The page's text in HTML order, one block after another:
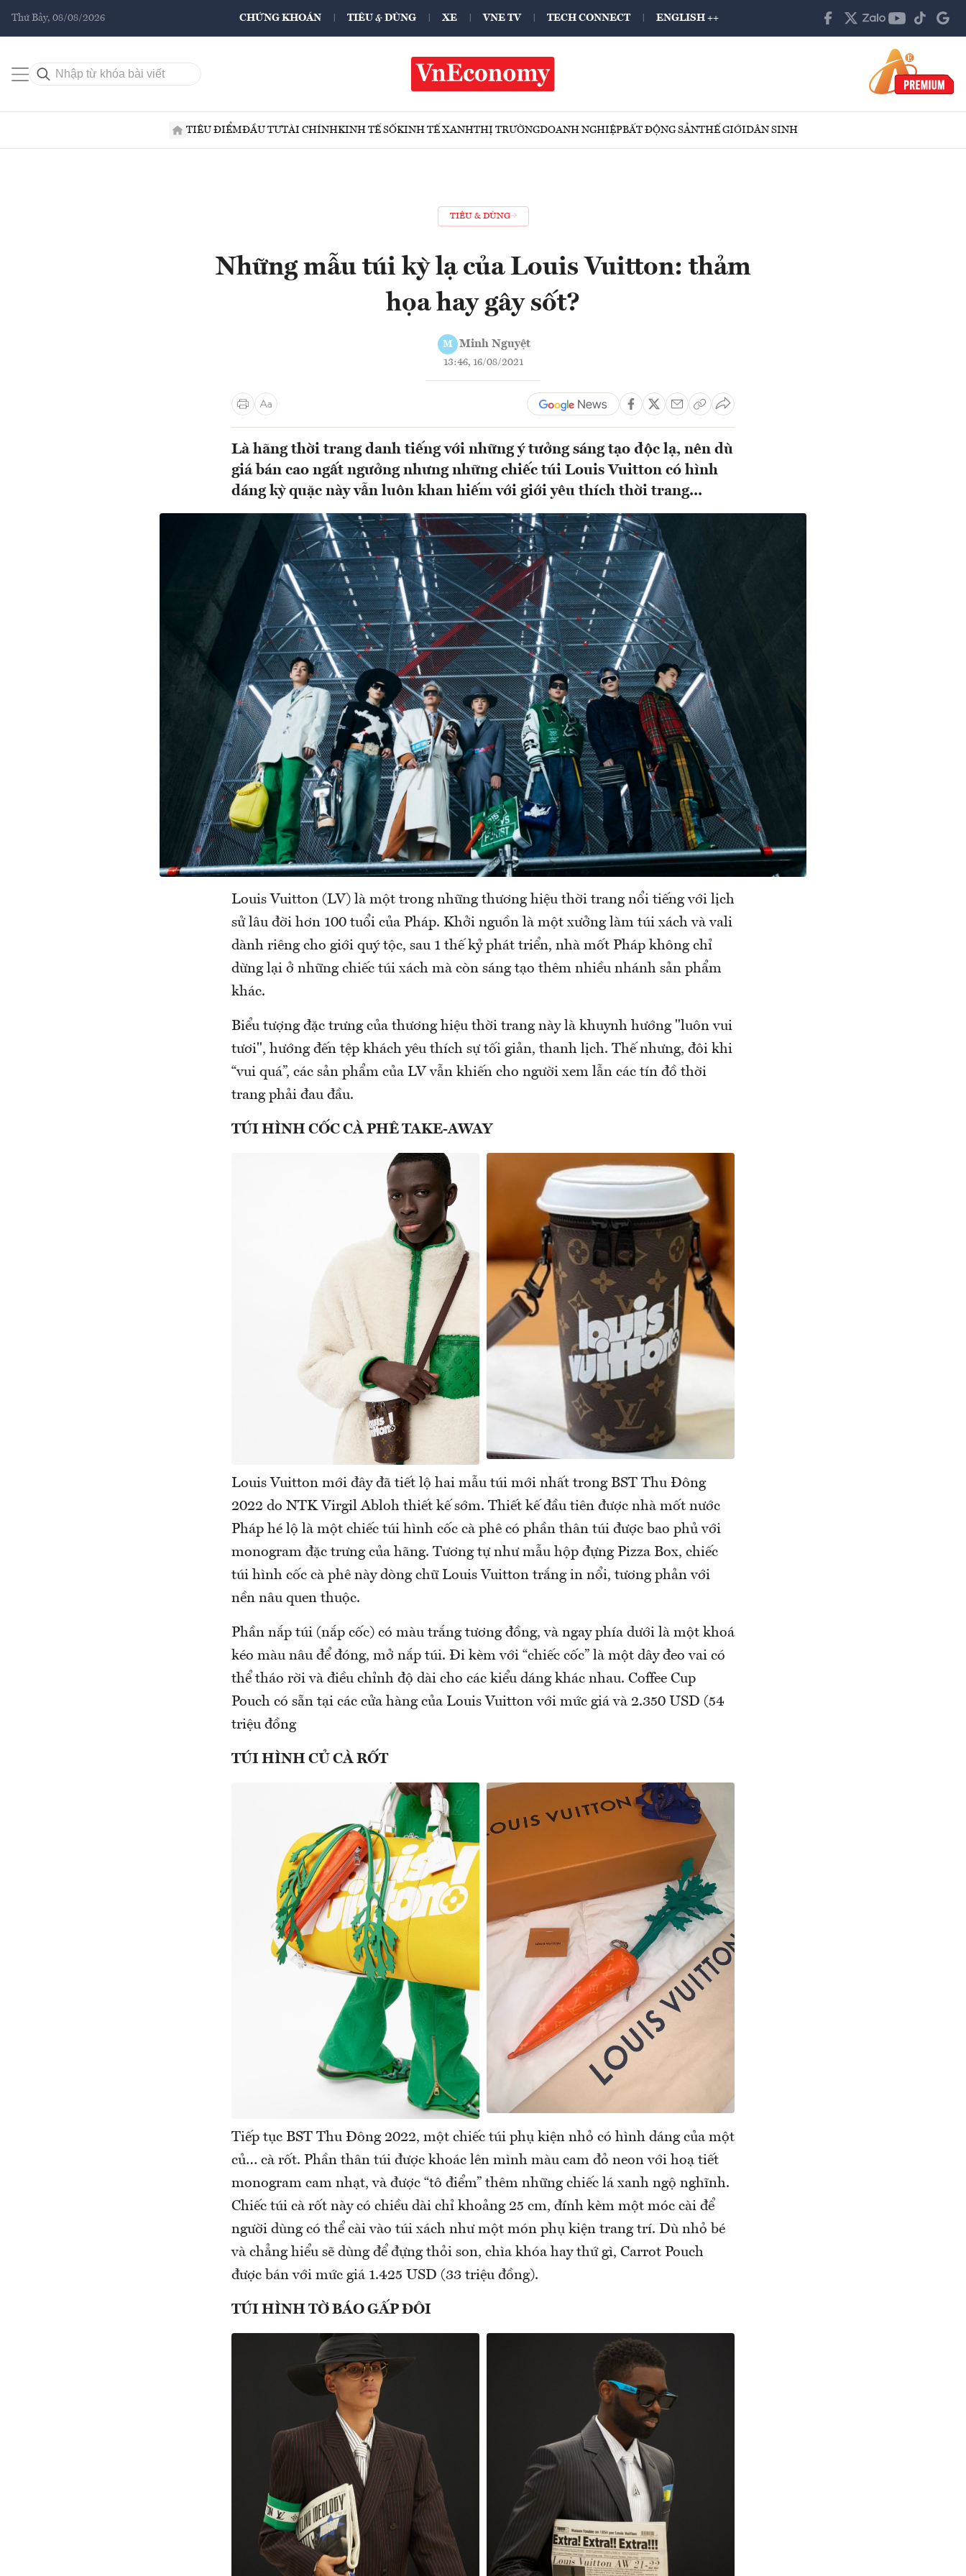
Thứ Bảy, 08/08/2026 CHỨNG KHOÁN TIÊU & DÙNG XE VNE TV TECH CONNECT ENGLISH ++
TIÊU ĐIỂMĐẦU TƯTÀI CHÍNHKINH TẾ SỐKINH TẾ XANHTHỊ TRƯỜNGDOANH NGHIỆPBẤT ĐỘNG SẢNTHẾ GIỚIDÂN SINH
TIÊU & DÙNG
Những mẫu túi kỳ lạ của Louis Vuitton: thảm
họa hay gây sốt?
M Minh Nguyệt
13:46, 16/08/2021
Là hãng thời trang danh tiếng với những ý tưởng sáng tạo độc lạ, nên dù
giá bán cao ngất ngưởng nhưng những chiếc túi Louis Vuitton có hình
dáng kỳ quặc này vẫn luôn khan hiếm với giới yêu thích thời trang...
Louis Vuitton (LV) là một trong những thương hiệu thời trang nổi tiếng với lịch
sử lâu đời hơn 100 tuổi của Pháp. Khởi nguồn là một xưởng làm túi xách và vali
dành riêng cho giới quý tộc, sau 1 thế kỷ phát triển, nhà mốt Pháp không chỉ
dừng lại ở những chiếc túi xách mà còn sáng tạo thêm nhiều nhánh sản phẩm
khác.
Biểu tượng đặc trưng của thương hiệu thời trang này là khuynh hướng "luôn vui
tươi", hướng đến tệp khách yêu thích sự tối giản, thanh lịch. Thế nhưng, đôi khi
“vui quá”, các sản phẩm của LV vẫn khiến cho người xem lẫn các tín đồ thời
trang phải đau đầu.
TÚI HÌNH CỐC CÀ PHÊ TAKE-AWAY
Louis Vuitton mới đây đã tiết lộ hai mẫu túi mới nhất trong BST Thu Đông
2022 do NTK Virgil Abloh thiết kế sớm. Thiết kế đầu tiên được nhà mốt nước
Pháp hé lộ là một chiếc túi hình cốc cà phê có phần thân túi được bao phủ với
monogram đặc trưng của hãng. Tương tự như mẫu hộp đựng Pizza Box, chiếc
túi hình cốc cà phê này dòng chữ Louis Vuitton trắng in nổi, tương phản với
nền nâu quen thuộc.
Phần nắp túi (nắp cốc) có màu trắng tương đồng, và ngay phía dưới là một khoá
kéo màu nâu để đóng, mở nắp túi. Đi kèm với “chiếc cốc” là một dây đeo vai có
thể tháo rời và điều chỉnh độ dài cho các kiểu dáng khác nhau. Coffee Cup
Pouch có sẵn tại các cửa hàng của Louis Vuitton với mức giá và 2.350 USD (54
triệu đồng
TÚI HÌNH CỦ CÀ RỐT
Tiếp tục BST Thu Đông 2022, một chiếc túi phụ kiện nhỏ có hình dáng của một
củ… cà rốt. Phần thân túi được khoác lên mình màu cam đỏ neon với hoạ tiết
monogram cam nhạt, và được “tô điểm” thêm những chiếc lá xanh ngộ nghĩnh.
Chiếc túi cà rốt này có chiều dài chỉ khoảng 25 cm, đính kèm một móc cài để
người dùng có thể cài vào túi xách như một món phụ kiện trang trí. Dù nhỏ bé
và chẳng hiểu sẽ dùng để đựng thỏi son, chìa khóa hay thứ gì, Carrot Pouch
được bán với mức giá 1.425 USD (33 triệu đồng).
TÚI HÌNH TỜ BÁO GẤP ĐÔI